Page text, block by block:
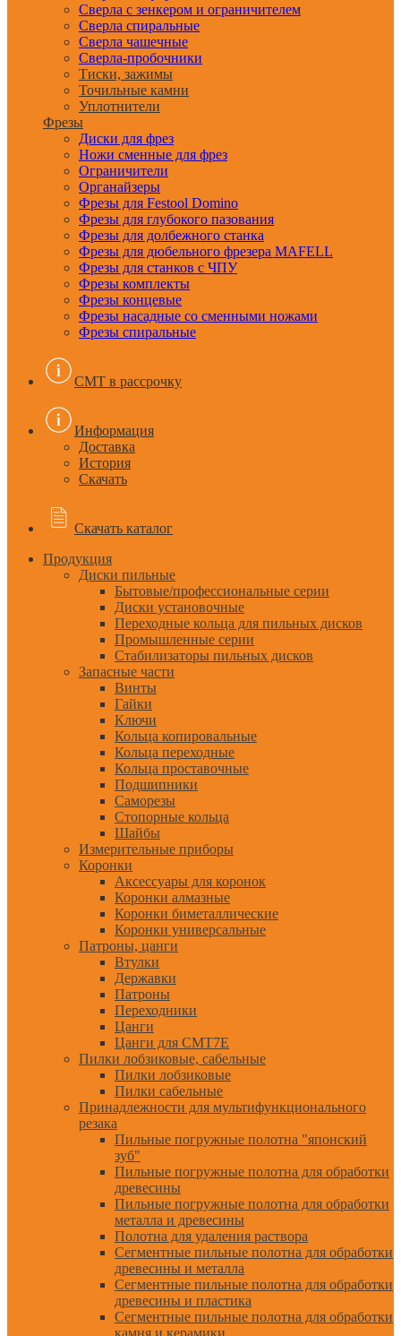
Сверла с зенкером и ограничителем
Сверла спиральные
Сверла чашечные
Сверла-пробочники
Тиски, зажимы
Точильные камни
Уплотнители
Фрезы
Диски для фрез
Ножи сменные для фрез
Ограничители
Органайзеры
Фрезы для Festool Domino
Фрезы для глубокого пазования
Фрезы для долбежного станка
Фрезы для дюбельного фрезера MAFELL
Фрезы для станков с ЧПУ
Фрезы комплекты
Фрезы концевые
Фрезы насадные со сменными ножами
Фрезы спиральные
CMT в рассрочку
Информация
Доставка
История
Скачать
Скачать каталог
Продукция
Диски пильные
Бытовые/профессиональные серии
Диски установочные
Переходные кольца для пильных дисков
Промышленные серии
Стабилизаторы пильных дисков
Запасные части
Винты
Гайки
Ключи
Кольца копировальные
Кольца переходные
Кольца проставочные
Подшипники
Саморезы
Стопорные кольца
Шайбы
Измерительные приборы
Коронки
Аксессуары для коронок
Коронки алмазные
Коронки биметаллические
Коронки универсальные
Патроны, цанги
Втулки
Державки
Патроны
Переходники
Цанги
Цанги для CMT7E
Пилки лобзиковые, сабельные
Пилки лобзиковые
Пилки сабельные
Принадлежности для мультифункционального
резака
Пильные погружные полотна "японский
зуб"
Пильные погружные полотна для обработки
древесины
Пильные погружные полотна для обработки
металла и древесины
Полотна для удаления раствора
Сегментные пильные полотна для обработки
древесины и металла
Сегментные пильные полотна для обработки
древесины и пластика
Сегментные пильные полотна для обработки
камня и керамики